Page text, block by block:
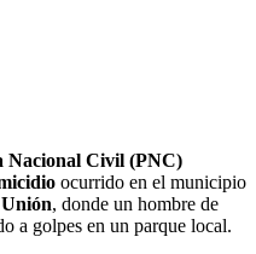
Nacional Civil (PNC)
ocurrido en el municipio
, donde un hombre de
a golpes en un parque local.